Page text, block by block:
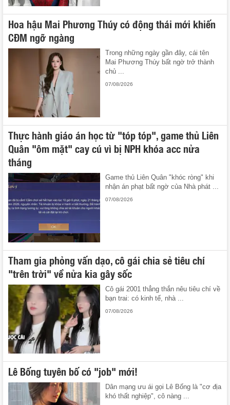
Hoa hậu Mai Phương Thúy có động thái mới khiến
CĐM ngỡ ngàng
Trong những ngày gần đây, cái tên
Mai Phương Thúy bất ngờ trở thành
chủ ...
07/08/2026
Thực hành giáo án học từ "tóp tóp", game thủ Liên
Quân "ôm mặt" cay cú vì bị NPH khóa acc nửa
tháng
Game thủ Liên Quân "khóc ròng" khi
nhận án phạt bất ngờ của Nhà phát ...
07/08/2026
Tham gia phỏng vấn dạo, cô gái chia sẻ tiêu chí
"trên trời" về nửa kia gây sốc
Cô gái 2001 thẳng thắn nêu tiêu chí về
bạn trai: có kinh tế, nhà ...
07/08/2026
Lê Bống tuyên bố có "job" mới!
Dân mạng ưu ái gọi Lê Bống là "cơ địa
khó thất nghiệp", cô nàng ...